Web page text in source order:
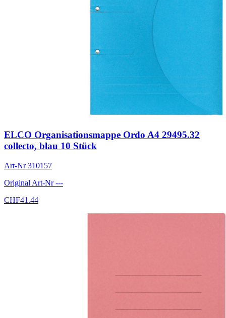
ELCO Organisationsmappe Ordo A4 29495.32
collecto, blau 10 Stück
Art-Nr310157
Original Art-Nr---
CHF41.44